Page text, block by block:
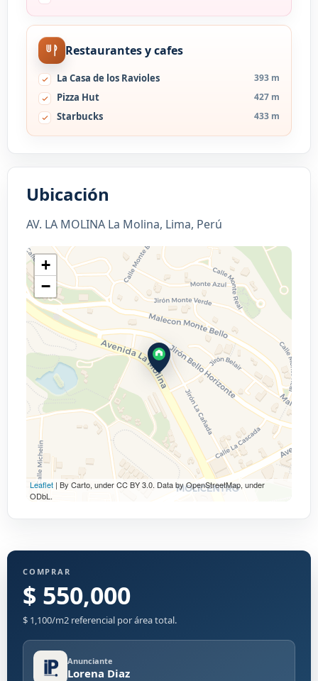
Restaurantes y cafes
La Casa de los Ravioles 393 m
Pizza Hut 427 m
Starbucks 433 m
Ubicación
AV. LA MOLINA La Molina, Lima, Perú
+
−
Leaflet | By Carto, under CC BY 3.0. Data by OpenStreetMap, under
ODbL.
COMPRAR
$ 550,000
$ 1,100/m2 referencial por área total.
Anunciante
Lorena Diaz